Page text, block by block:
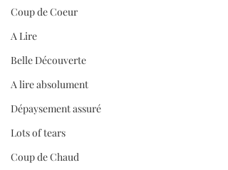
Coup de Coeur
A Lire
Belle Découverte
A lire absolument
Dépaysement assuré
Lots of tears
Coup de Chaud